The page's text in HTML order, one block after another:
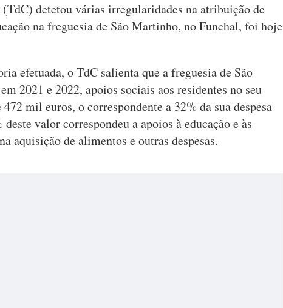
detetou várias irregularidades na atribuição de
na freguesia de São Martinho, no Funchal, foi hoje
efetuada, o TdC salienta que a freguesia de São
2021 e 2022, apoios sociais aos residentes no seu
mil euros, o correspondente a 32% da sua despesa
valor correspondeu a apoios à educação e às
aquisição de alimentos e outras despesas.